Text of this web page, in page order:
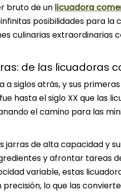
bruto de un licuadora
posibilidades para la
culinarias extraordinarias
de las licuadoras
a siglos atrás, y sus
hasta el siglo XX que las
el camino para las
jarras de alta capacidad y
y afrontar tareas
variable, estas
lo que las